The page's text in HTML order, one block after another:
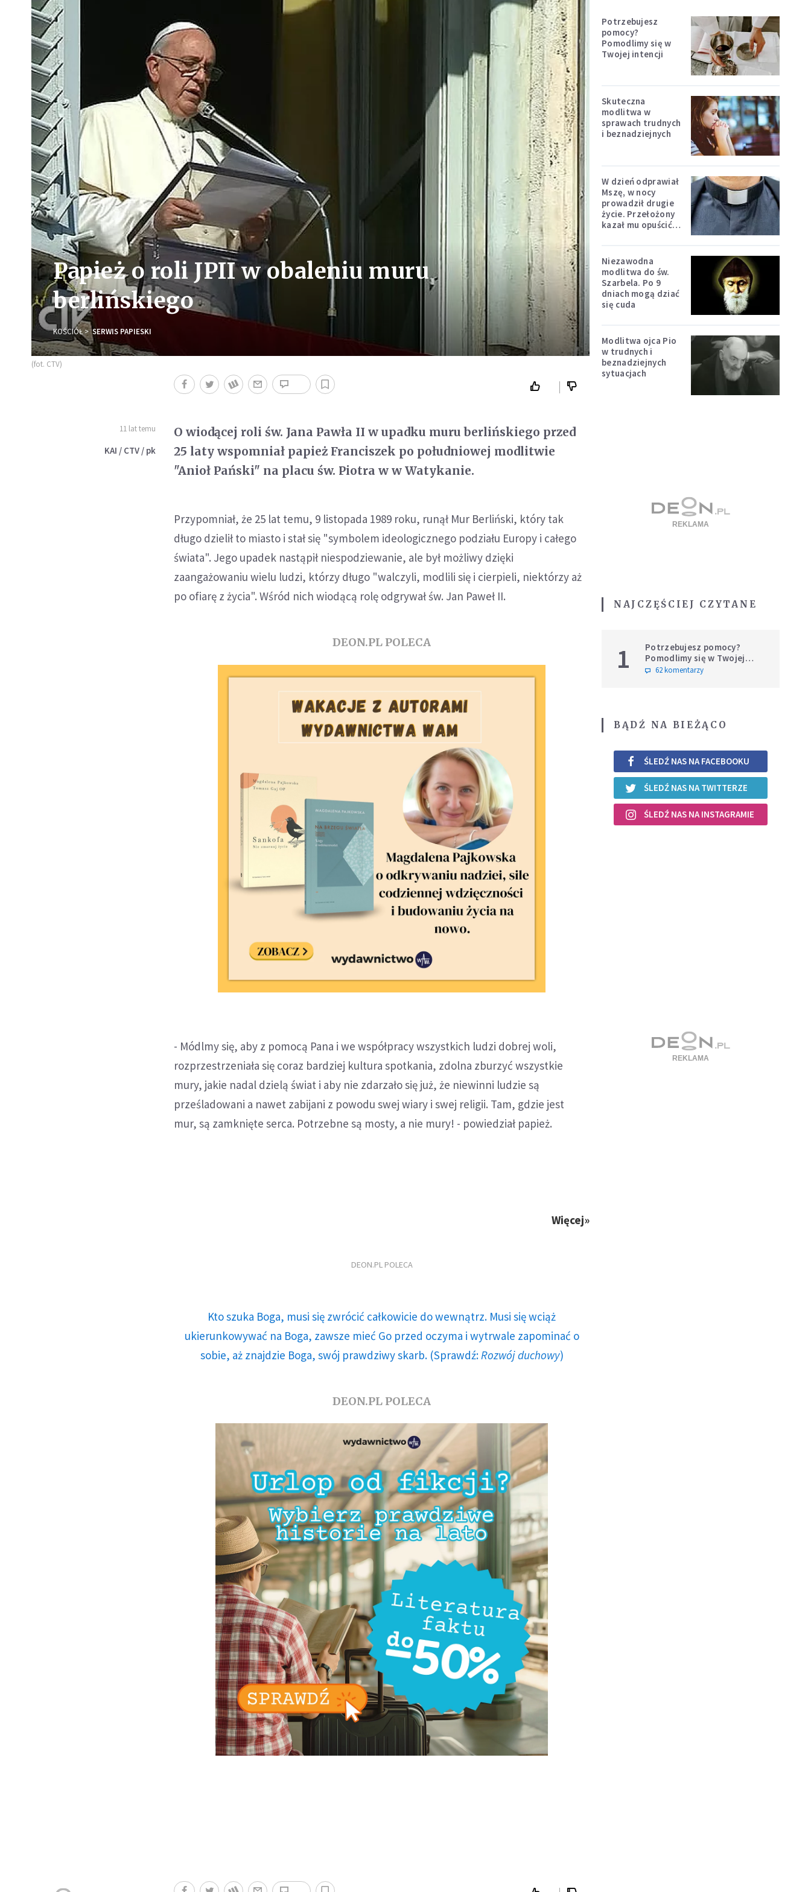
Papież o roli JPII w obaleniu muru
berlińskiego
KOŚCIÓŁ SERWIS PAPIESKI
(fot. CTV)
11 lat temu
KAI / CTV / pk
O wiodącej roli św. Jana Pawła II w upadku muru berlińskiego przed
25 laty wspomniał papież Franciszek po południowej modlitwie
"Anioł Pański" na placu św. Piotra w w Watykanie.
Przypomniał, że 25 lat temu, 9 listopada 1989 roku, runął Mur Berliński, który tak
długo dzielił to miasto i stał się "symbolem ideologicznego podziału Europy i całego
świata". Jego upadek nastąpił niespodziewanie, ale był możliwy dzięki
zaangażowaniu wielu ludzi, którzy długo "walczyli, modlili się i cierpieli, niektórzy aż
po ofiarę z życia". Wśród nich wiodącą rolę odgrywał św. Jan Paweł II.
DEON.PL POLECA
- Módlmy się, aby z pomocą Pana i we współpracy wszystkich ludzi dobrej woli,
rozprzestrzeniała się coraz bardziej kultura spotkania, zdolna zburzyć wszystkie
mury, jakie nadal dzielą świat i aby nie zdarzało się już, że niewinni ludzie są
prześladowani a nawet zabijani z powodu swej wiary i swej religii. Tam, gdzie jest
mur, są zamknięte serca. Potrzebne są mosty, a nie mury! - powiedział papież.
Więcej»
DEON.PL POLECA
Kto szuka Boga, musi się zwrócić całkowicie do wewnątrz. Musi się wciąż
ukierunkowywać na Boga, zawsze mieć Go przed oczyma i wytrwale zapominać o
sobie, aż znajdzie Boga, swój prawdziwy skarb. (Sprawdź: Rozwój duchowy)
DEON.PL POLECA
Potrzebujesz
pomocy?
Pomodlimy się w
Twojej intencji
Skuteczna
modlitwa w
sprawach trudnych
i beznadziejnych
W dzień odprawiał
Mszę, w nocy
prowadził drugie
życie. Przełożony
kazał mu opuścić
Niezawodna
modlitwa do św.
Szarbela. Po 9
dniach mogą dziać
się cuda
Modlitwa ojca Pio
w trudnych i
beznadziejnych
sytuacjach
NAJCZĘŚCIEJ CZYTANE
1
Potrzebujesz pomocy?
Pomodlimy się w Twojej
intencji
62 komentarzy
BĄDŹ NA BIEŻĄCO
ŚLEDŹ NAS NA FACEBOOKU
ŚLEDŹ NAS NA TWITTERZE
ŚLEDŹ NAS NA INSTAGRAMIE